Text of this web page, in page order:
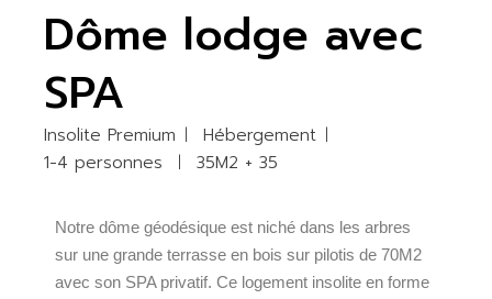
Dôme lodge avec
SPA
Insolite Premium
Hébergement
1-4 personnes
35M2 + 35
Notre dôme géodésique est niché dans les arbres
sur une grande terrasse en bois sur pilotis de 70M2
avec son SPA privatif. Ce logement insolite en forme